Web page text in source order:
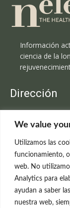
We value
Utilizamos las
funcionamiento,
web. No
Analytics para
ayudan a saber
nuestra web,
Información
ciencia de la
Dirección
C/Claudio
699 595